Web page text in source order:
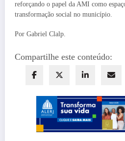
reforçando o papel da AMI como
transformação social no município.
Por Gabriel Clalp.
Compartilhe este conteúdo: